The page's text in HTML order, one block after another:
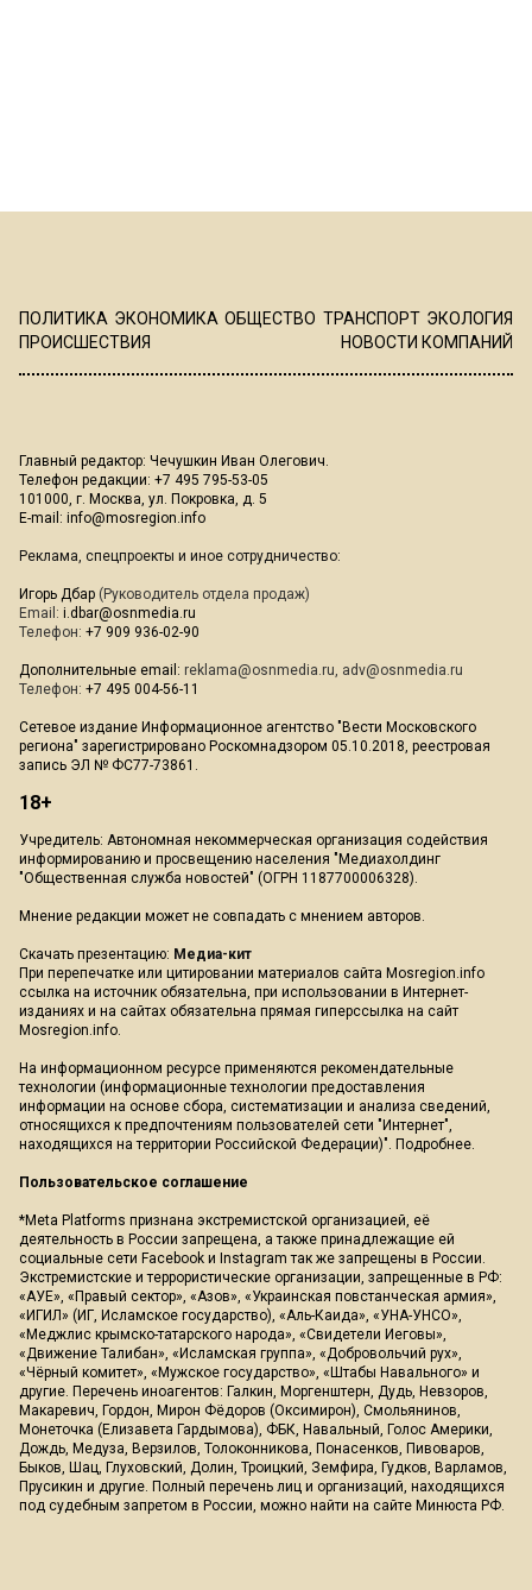
ПОЛИТИКА ЭКОНОМИКА ОБЩЕСТВО ТРАНСПОРТ ЭКОЛОГИЯ
ПРОИСШЕСТВИЯ
НОВОСТИ КОМПАНИЙ
Главный редактор: Чечушкин Иван Олегович.
Телефон редакции: +7 495 795-53-05
101000, г. Москва, ул. Покровка, д. 5
E-mail: info@mosregion.info
Реклама, спецпроекты и иное сотрудничество:
Игорь Дбар (Руководитель отдела продаж)
Email: i.dbar@osnmedia.ru
Телефон: +7 909 936-02-90
Дополнительные email: reklama@osnmedia.ru, adv@osnmedia.ru
Телефон: +7 495 004-56-11
Сетевое издание Информационное агентство "Вести Московского
региона" зарегистрировано Роскомнадзором 05.10.2018, реестровая
запись ЭЛ № ФС77-73861.
18+
Учредитель: Автономная некоммерческая организация содействия
информированию и просвещению населения "Медиахолдинг
"Общественная служба новостей" (ОГРН 1187700006328).
Мнение редакции может не совпадать с мнением авторов.
Скачать презентацию: Медиа-кит
При перепечатке или цитировании материалов сайта Mosregion.info
ссылка на источник обязательна, при использовании в Интернет-
изданиях и на сайтах обязательна прямая гиперссылка на сайт
Mosregion.info.
На информационном ресурсе применяются рекомендательные
технологии (информационные технологии предоставления
информации на основе сбора, систематизации и анализа сведений,
относящихся к предпочтениям пользователей сети "Интернет",
находящихся на территории Российской Федерации)". Подробнее.
Пользовательское соглашение
*Meta Platforms признана экстремистской организацией, её
деятельность в России запрещена, а также принадлежащие ей
социальные сети Facebook и Instagram так же запрещены в России.
Экстремистские и террористические организации, запрещенные в РФ:
«АУЕ», «Правый сектор», «Азов», «Украинская повстанческая армия»,
«ИГИЛ» (ИГ, Исламское государство), «Аль-Каида», «УНА-УНСО»,
«Меджлис крымско-татарского народа», «Свидетели Иеговы»,
«Движение Талибан», «Исламская группа», «Добровольчий рух»,
«Чёрный комитет», «Мужское государство», «Штабы Навального» и
другие. Перечень иноагентов: Галкин, Моргенштерн, Дудь, Невзоров,
Макаревич, Гордон, Мирон Фёдоров (Оксимирон), Смольянинов,
Монеточка (Елизавета Гардымова), ФБК, Навальный, Голос Америки,
Дождь, Медуза, Верзилов, Толоконникова, Понасенков, Пивоваров,
Быков, Шац, Глуховский, Долин, Троицкий, Земфира, Гудков, Варламов,
Прусикин и другие. Полный перечень лиц и организаций, находящихся
под судебным запретом в России, можно найти на сайте Минюста РФ.